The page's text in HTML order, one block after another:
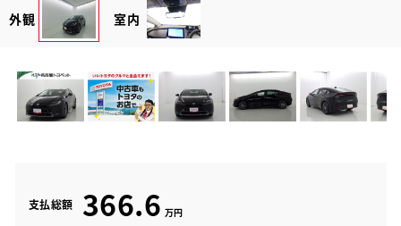
外観 室内
支払総額 366.6